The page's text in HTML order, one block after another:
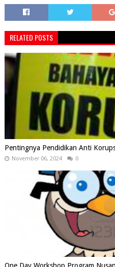
RELATED POSTS
Pentingnya Pendidikan Anti
November 06, 2024 0